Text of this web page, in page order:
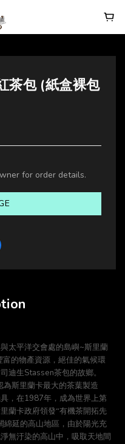
茶包 (紙盒裸包
for order details.
太平洋交會處的島嶼~斯里蘭
富的物產資源，絕佳的氣候環
迪生Stassen茶包的故鄉。
為斯里蘭卡最大的茶葉製造
，在1987年，成為世界上第
蘭卡政府領發“有機茶開拓先
綿延的高山地區，由於陽光充
無汙染的高山中，吸取天地間